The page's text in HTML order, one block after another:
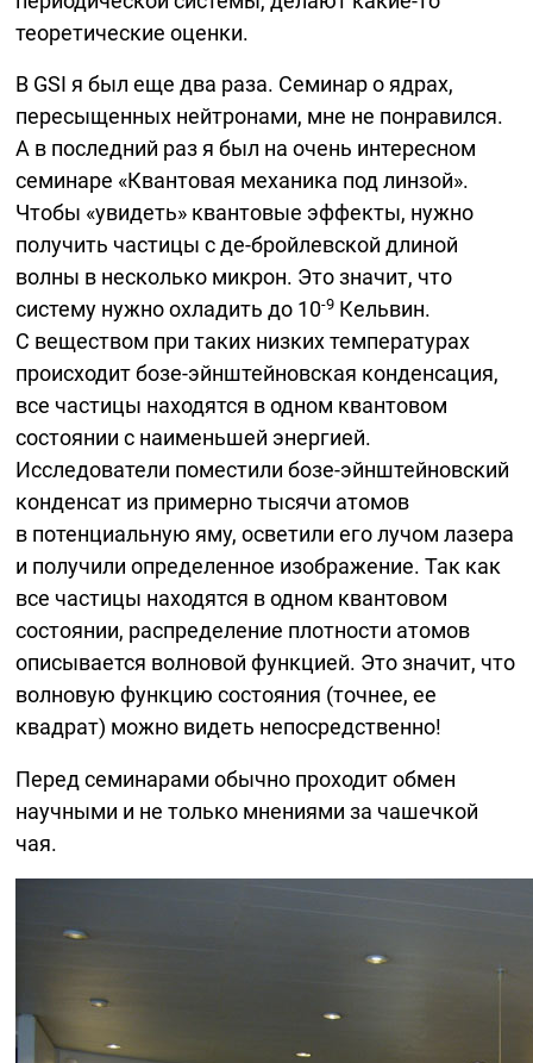
теоретические оценки.
В GSI я был еще два раза. Семинар о ядрах,
пересыщенных нейтронами, мне не понравился.
А в последний раз я был на очень интересном
семинаре «Квантовая механика под линзой».
Чтобы «увидеть» квантовые эффекты, нужно
получить частицы сде-бройлевской длиной
волны в несколько микрон. Это значит, что
систему нужно охладить до 10-9 Кельвин.
С веществом при таких низких температурах
происходитбозе-эйнштейновская конденсация,
все частицы находятся в одном квантовом
состоянии с наименьшей энергией.
Исследователи поместилибозе-эйнштейновский
конденсат из примерно тысячи атомов
в потенциальную яму, осветили его лучом лазера
и получили определенное изображение. Так как
все частицы находятся в одном квантовом
состоянии, распределение плотности атомов
описывается волновой функцией. Это значит, что
волновую функцию состояния (точнее, ее
квадрат) можно видеть непосредственно!
Перед семинарами обычно проходит обмен
научными и не только мнениями за чашечкой
чая.